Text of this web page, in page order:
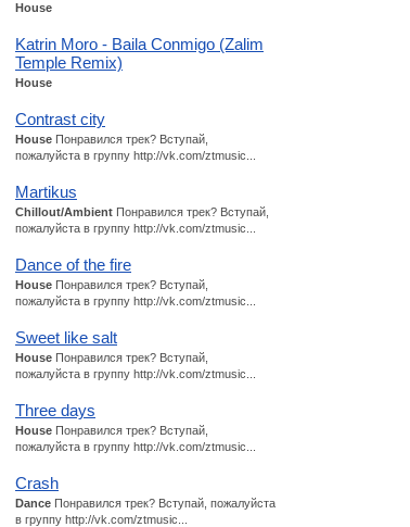
House
Katrin Moro - Baila Conmigo (Zalim
Temple Remix)
House
Contrast city
House Понравился трек? Вступай,
пожалуйста в группу http://vk.com/ztmusic...
Martikus
Chillout/Ambient Понравился трек? Вступай,
пожалуйста в группу http://vk.com/ztmusic...
Dance of the fire
House Понравился трек? Вступай,
пожалуйста в группу http://vk.com/ztmusic...
Sweet like salt
House Понравился трек? Вступай,
пожалуйста в группу http://vk.com/ztmusic...
Three days
House Понравился трек? Вступай,
пожалуйста в группу http://vk.com/ztmusic...
Crash
Dance Понравился трек? Вступай, пожалуйста
в группу http://vk.com/ztmusic...